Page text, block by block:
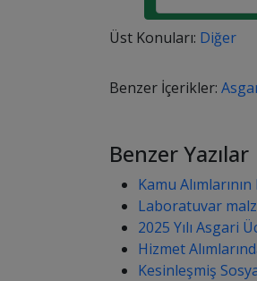
Üst Konuları: Diğer
Benzer İçerikler:
Benzer Yazılar
Kamu
Laboratuvar
2025 Yılı Asgari
Hizmet
Kesinleşmiş